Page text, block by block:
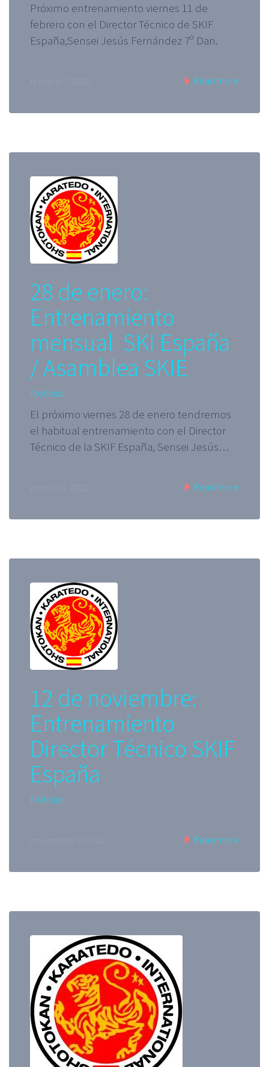
Próximo entrenamiento viernes 11 de
febrero con el Director Técnico de SKIF
España,Sensei Jesús Fernández 7º Dan.
Read more
28 de enero:
Entrenamiento
mensual SKI España
/ Asamblea SKIE
Noticias
El próximo viernes 28 de enero tendremos
el habitual entrenamiento con el Director
Técnico de la SKIF España, Sensei Jesús…
Read more
12 de noviembre:
Entrenamiento
Director Técnico SKIF
España
Noticias
Read more